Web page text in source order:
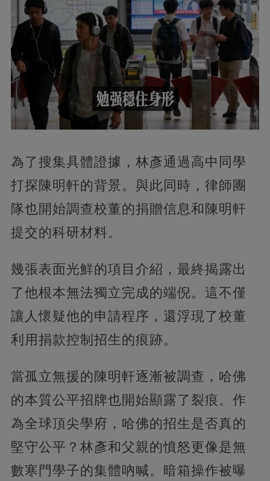
為了搜集具體證據，林彥通過高中同學
打探陳明軒的背景。與此同時，律師團
隊也開始調查校董的捐贈信息和陳明軒
提交的科研材料。
幾張表面光鮮的項目介紹，最終揭露出
了他根本無法獨立完成的端倪。這不僅
讓人懷疑他的申請程序，還浮現了校董
利用捐款控制招生的痕跡。
當孤立無援的陳明軒逐漸被調查，哈佛
的本質公平招牌也開始顯露了裂痕。作
為全球頂尖學府，哈佛的招生是否真的
堅守公平？林彥和父親的憤怒更像是無
數寒門學子的集體吶喊。暗箱操作被曝